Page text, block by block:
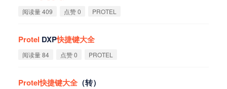
阅读量 409 点赞 0 PROTEL
Protel DXP快捷键大全
阅读量 84 点赞 0 PROTEL
Protel快捷键大全（转）